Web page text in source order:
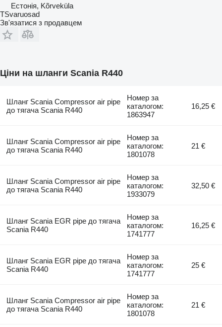
Естонія, Kõrveküla
TSvaruosad
Зв'язатися з продавцем
Ціни на шланги Scania R440
Шланг Scania Compressor air pipe
до тягача Scania R440
Номер за
каталогом:
1863947
16,25 €
Шланг Scania Compressor air pipe
до тягача Scania R440
Номер за
каталогом:
1801078
21 €
Шланг Scania Compressor air pipe
до тягача Scania R440
Номер за
каталогом:
1933079
32,50 €
Шланг Scania EGR pipe до тягача
Scania R440
Номер за
каталогом:
1741777
16,25 €
Шланг Scania EGR pipe до тягача
Scania R440
Номер за
каталогом:
1741777
25 €
Шланг Scania Compressor air pipe
до тягача Scania R440
Номер за
каталогом:
1801078
21 €